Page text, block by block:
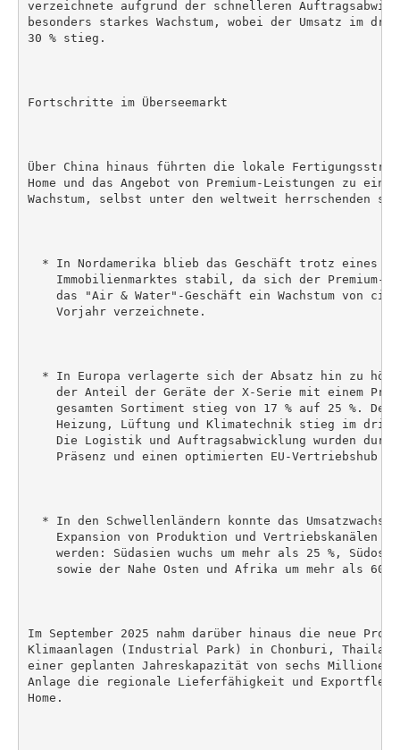
verzeichnete aufgrund der schnelleren
besonders starkes Wachstum, wobei der Umsatz im
30 % stieg.
Fortschritte im Überseemarkt
Über China hinaus führten die lokale
Home und das Angebot von Premium-Leistungen zu
Wachstum, selbst unter den weltweit herrschenden
* In Nordamerika blieb das Geschäft trotz eines
Immobilienmarktes stabil, da sich der Premium-
das "Air & Water"-Geschäft ein Wachstum von
    Vorjahr verzeichnete.
* In Europa verlagerte sich der Absatz hin zu
der Anteil der Geräte der X-Serie mit einem
gesamten Sortiment stieg von 17 % auf 25 %. Der
Heizung, Lüftung und Klimatechnik stieg im
Die Logistik und Auftragsabwicklung wurden
Präsenz und einen optimierten EU-Vertriebshub
* In den Schwellenländern konnte das
Expansion von Produktion und Vertriebskanälen
werden: Südasien wuchs um mehr als 25 %,
sowie der Nahe Osten und Afrika um mehr als 60
Im September 2025 nahm darüber hinaus die neue
Klimaanlagen (Industrial Park) in Chonburi,
einer geplanten Jahreskapazität von sechs
Anlage die regionale Lieferfähigkeit und
Home.